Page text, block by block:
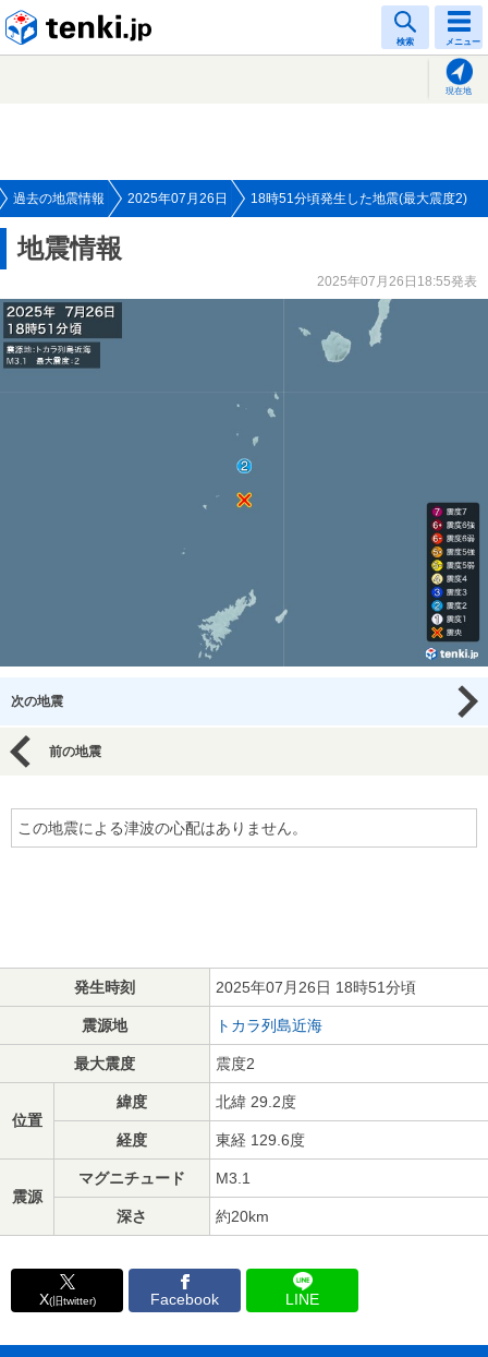
検索 メニュー
現在地
過去の地震情報 2025年07月26日 18時51分頃発生した地震(最大震度2)
地震情報
2025年07月26日18:55発表
次の地震
前の地震
この地震による津波の心配はありません。
発生時刻 2025年07月26日 18時51分頃
震源地 トカラ列島近海
最大震度 震度2
位置
緯度 北緯 29.2度
経度 東経 129.6度
震源
マグニチュード M3.1
深さ 約20km
X(旧twitter) Facebook LINE